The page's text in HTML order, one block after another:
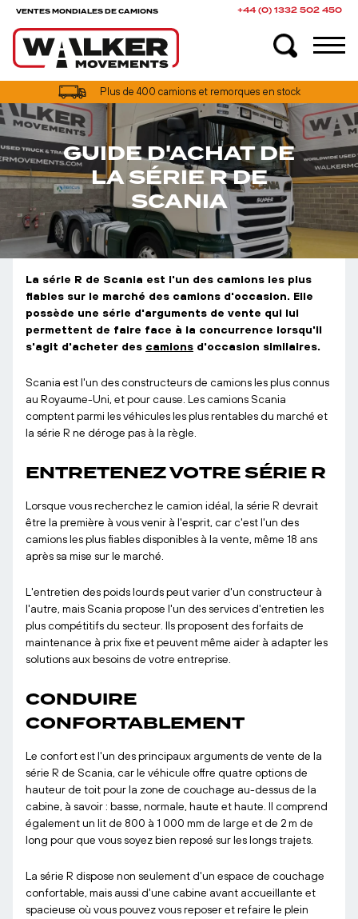
VENTES MONDIALES DE CAMIONS +44 (0) 1332 502 450
Plus de 400 camions et remorques en stock
GUIDE D'ACHAT DE
LA SÉRIE R DE
SCANIA
La série R de Scania est l'un des camions les plus
fiables sur le marché des camions d'occasion. Elle
possède une série d'arguments de vente qui lui
permettent de faire face à la concurrence lorsqu'il
s'agit d'acheter des camions d'occasion similaires.
Scania est l'un des constructeurs de camions les plus connus
au Royaume-Uni, et pour cause. Les camions Scania
comptent parmi les véhicules les plus rentables du marché et
la série R ne déroge pas à la règle.
ENTRETENEZ VOTRE SÉRIE R
Lorsque vous recherchez le camion idéal, la série R devrait
être la première à vous venir à l'esprit, car c'est l'un des
camions les plus fiables disponibles à la vente, même 18 ans
après sa mise sur le marché.
L'entretien des poids lourds peut varier d'un constructeur à
l'autre, mais Scania propose l'un des services d'entretien les
plus compétitifs du secteur. Ils proposent des forfaits de
maintenance à prix fixe et peuvent même aider à adapter les
solutions aux besoins de votre entreprise.
CONDUIRE
CONFORTABLEMENT
Le confort est l'un des principaux arguments de vente de la
série R de Scania, car le véhicule offre quatre options de
hauteur de toit pour la zone de couchage au-dessus de la
cabine, à savoir : basse, normale, haute et haute. Il comprend
également un lit de 800 à 1 000 mm de large et de 2 m de
long pour que vous soyez bien reposé sur les longs trajets.
La série R dispose non seulement d'un espace de couchage
confortable, mais aussi d'une cabine avant accueillante et
spacieuse où vous pouvez vous reposer et refaire le plein